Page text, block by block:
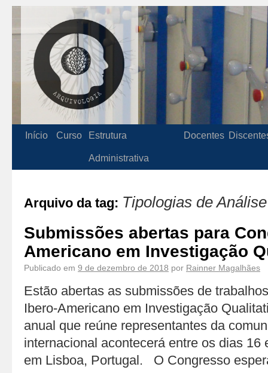
Início Curso Estrutura
Administrativa
Docentes
Arquivo da tag: Tipologias de
Submissões abertas para
Americano em Investigação
Publicado em 9 de dezembro de 2018 por Rainner Magalhães
Estão abertas as submissões de
Ibero-Americano em Investigação
anual que reúne representantes da
internacional acontecerá entre os dias 16
em Lisboa, Portugal. O Congresso